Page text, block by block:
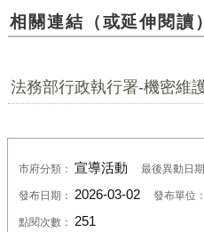
相關連結（或延伸閱讀）
法務部行政執行署-機密維
市府分類： 宣導活動 最後異動日期
發布日期： 2026-03-02 發布單位：
點閱次數： 251